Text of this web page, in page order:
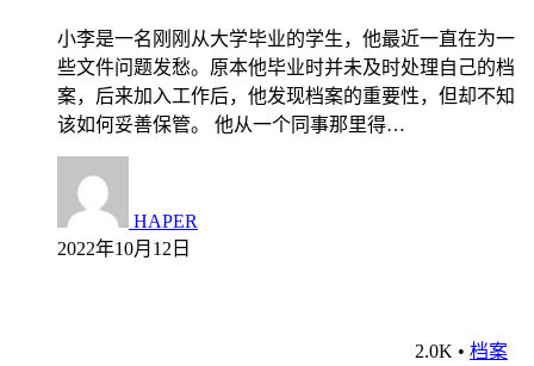
小李是一名刚刚从大学毕业的学生，他最近一直在为一
些文件问题发愁。原本他毕业时并未及时处理自己的档
案，后来加入工作后，他发现档案的重要性，但却不知
该如何妥善保管。 他从一个同事那里得…
HAPER
2022年10月12日
2.0K • 档案